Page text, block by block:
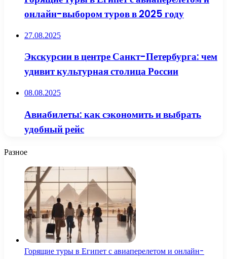
онлайн-выбором туров в 2025 году
27.08.2025
Экскурсии в центре Санкт-Петербурга: чем
удивит культурная столица России
08.08.2025
Авиабилеты: как сэкономить и выбрать
удобный рейс
Разное
Горящие туры в Египет с авиаперелетом и онлайн-